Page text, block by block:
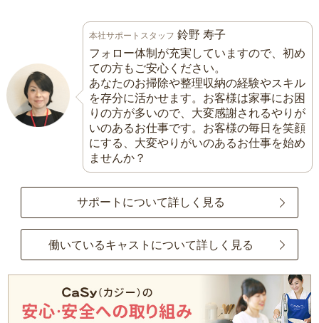
本社サポートスタッフ 鈴野 寿子
フォロー体制が充実していますので、初め
ての方もご安心ください。
あなたのお掃除や整理収納の経験やスキル
を存分に活かせます。お客様は家事にお困
りの方が多いので、大変感謝されるやりが
いのあるお仕事です。お客様の毎日を笑顔
にする、大変やりがいのあるお仕事を始め
ませんか？
サポートについて詳しく見る
働いているキャストについて詳しく見る